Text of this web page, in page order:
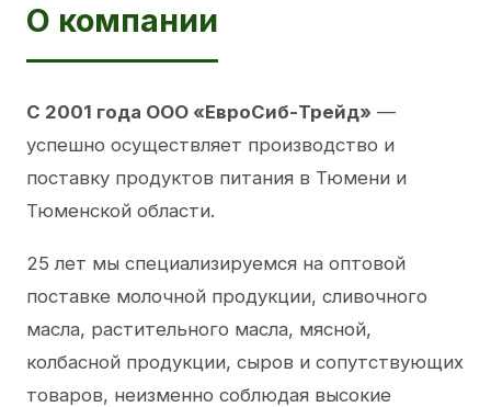
О компании
С 2001 года ООО «ЕвроСиб-Трейд» —
успешно осуществляет производство и
поставку продуктов питания в Тюмени и
Тюменской области.
25 лет мы специализируемся на оптовой
поставке молочной продукции, сливочного
масла, растительного масла, мясной,
колбасной продукции, сыров и сопутствующих
товаров, неизменно соблюдая высокие